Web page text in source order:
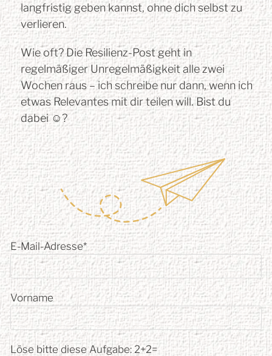
langfristig geben kannst, ohne dich selbst zu
verlieren.
Wie oft? Die Resilienz-Post geht in
regelmäßiger Unregelmäßigkeit alle zwei
Wochen raus – ich schreibe nur dann, wenn ich
etwas Relevantes mit dir teilen will. Bist du
dabei ☺︎?
E-Mail-Adresse*
Vorname
Löse bitte diese Aufgabe: 2+2=